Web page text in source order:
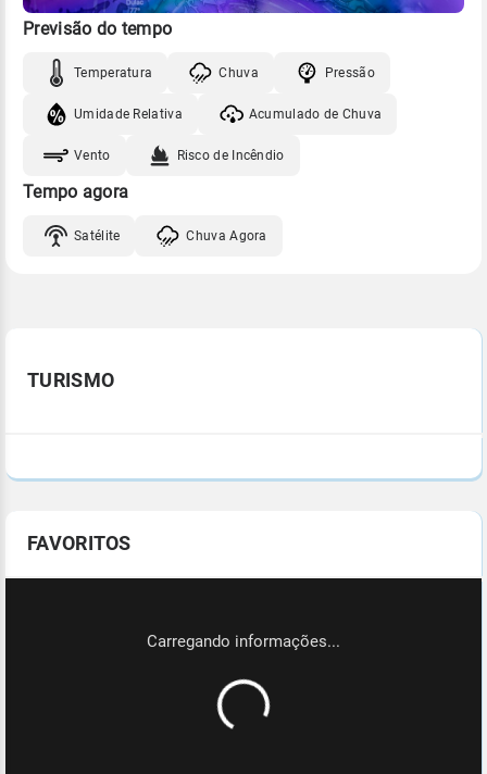
Previsão do tempo
Temperatura Chuva Pressão
Umidade Relativa Acumulado de Chuva
Vento Risco de Incêndio
Tempo agora
Satélite Chuva Agora
TURISMO
FAVORITOS